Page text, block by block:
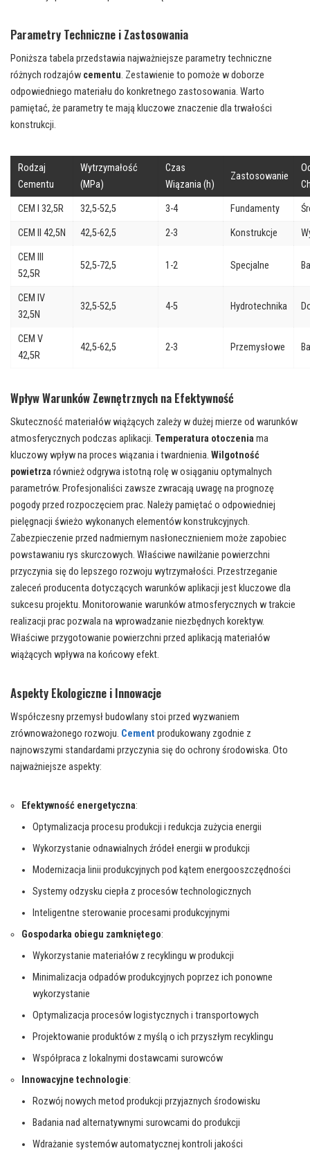
Parametry Techniczne i Zastosowania
Poniższa tabela przedstawia najważniejsze parametry techniczne
różnych rodzajów cementu. Zestawienie to pomoże w doborze
odpowiedniego materiału do konkretnego zastosowania. Warto
pamiętać, że parametry te mają kluczowe znaczenie dla trwałości
konstrukcji.
Rodzaj
Cementu
Wytrzymałość
(MPa)
Czas
Wiązania (h)
Zastosowanie
CEM I 32,5R 32,5-52,5 3-4 Fundamenty
CEM II 42,5N 42,5-62,5 2-3 Konstrukcje
CEM III
52,5R
52,5-72,5 1-2 Specjalne
CEM IV
32,5N
32,5-52,5 4-5 Hydrotechnika
CEM V
42,5R
42,5-62,5 2-3 Przemysłowe
Wpływ Warunków Zewnętrznych na Efektywność
Skuteczność materiałów wiążących zależy w dużej mierze od warunków
atmosferycznych podczas aplikacji. Temperatura otoczenia ma
kluczowy wpływ na proces wiązania i twardnienia. Wilgotność
powietrza również odgrywa istotną rolę w osiąganiu optymalnych
parametrów. Profesjonaliści zawsze zwracają uwagę na prognozę
pogody przed rozpoczęciem prac. Należy pamiętać o odpowiedniej
pielęgnacji świeżo wykonanych elementów konstrukcyjnych.
Zabezpieczenie przed nadmiernym nasłonecznieniem może zapobiec
powstawaniu rys skurczowych. Właściwe nawilżanie powierzchni
przyczynia się do lepszego rozwoju wytrzymałości. Przestrzeganie
zaleceń producenta dotyczących warunków aplikacji jest kluczowe dla
sukcesu projektu. Monitorowanie warunków atmosferycznych w trakcie
realizacji prac pozwala na wprowadzanie niezbędnych korektyw.
Właściwe przygotowanie powierzchni przed aplikacją materiałów
wiążących wpływa na końcowy efekt.
Aspekty Ekologiczne i Innowacje
Współczesny przemysł budowlany stoi przed wyzwaniem
zrównoważonego rozwoju. Cement produkowany zgodnie z
najnowszymi standardami przyczynia się do ochrony środowiska. Oto
najważniejsze aspekty:
Efektywność energetyczna:
Optymalizacja procesu produkcji i redukcja zużycia energii
Wykorzystanie odnawialnych źródeł energii w produkcji
Modernizacja linii produkcyjnych pod kątem energooszczędności
Systemy odzysku ciepła z procesów technologicznych
Inteligentne sterowanie procesami produkcyjnymi
Gospodarka obiegu zamkniętego:
Wykorzystanie materiałów z recyklingu w produkcji
Minimalizacja odpadów produkcyjnych poprzez ich ponowne
wykorzystanie
Optymalizacja procesów logistycznych i transportowych
Projektowanie produktów z myślą o ich przyszłym recyklingu
Współpraca z lokalnymi dostawcami surowców
Innowacyjne technologie:
Rozwój nowych metod produkcji przyjaznych środowisku
Badania nad alternatywnymi surowcami do produkcji
Wdrażanie systemów automatycznej kontroli jakości